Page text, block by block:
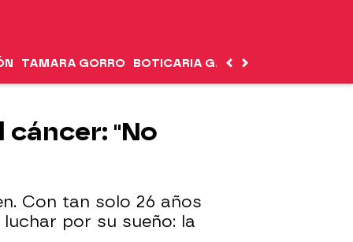
TAMARA GORRO BOTICARIA GARCÍA
cáncer: "No
Con tan solo 26 años
por su sueño: la